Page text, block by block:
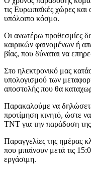
τις Ευρωπαϊκές χώρες
υπόλοιπο κόσμο.
Οι ανωτέρω προθεσμίες
καιρικών φαινομένων ή
βίας, που δύναται να
Στο ηλεκτρονικό μας
υπολογισμού των
αποστολής που θα
Παρακαλούμε να
προτίμηση κινητό, ώστε
TNT για την παράδοση
Παραγγελίες της ημέρας
που μπαίνουν μετά τις
εργάσιμη.